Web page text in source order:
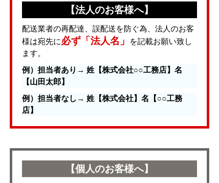
【法人のお客様へ】
配送業者の再配達、誤配送を防ぐ為、法人のお客
様は宛先に必ず「法人名」
を記載お願い致し
ます。
例）担当者あり→ 姓【株式会社○○工務店】名
【山田太郎】
例）担当者なし→ 姓【株式会社】名【○○工務
店】
【個人のお客様へ】